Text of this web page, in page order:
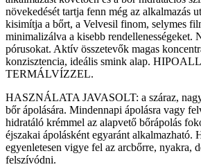
növekedését tartja fenn még az alkalmazás
kisimítja a bőrt, a Velvesil finom, selymes
minimalizálva a kisebb rendellenességeket.
pórusokat. Aktív összetevők magas
konzisztencia, ideális smink alap.
TERMÁLVÍZZEL.
HASZNÁLATA JAVASOLT: a száraz,
bőr ápolására. Mindennapi ápolásra vagy
hidratáló krémmel az alapvető bőrápolás
éjszakai ápolásként egyaránt
egyenletesen vigye fel az arcbőrre, nyakra,
felszívódni.